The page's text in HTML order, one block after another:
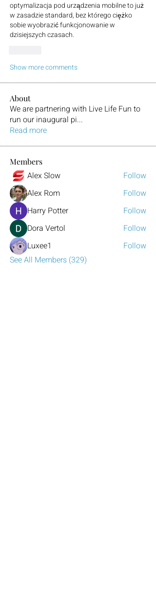
optymalizacja pod urządzenia mobilne to już
w zasadzie standard, bez którego ciężko
sobie wyobrazić funkcjonowanie w
dzisiejszych czasach.
Show more comments
About
We are partnering with Live Life Fun to
run our inaugural pi...
Read more
Members
Alex Slow
Follow
Alex Rom
Follow
Harry Potter
Follow
Dora Vertol
Follow
Luxee1
Follow
See All Members (329)